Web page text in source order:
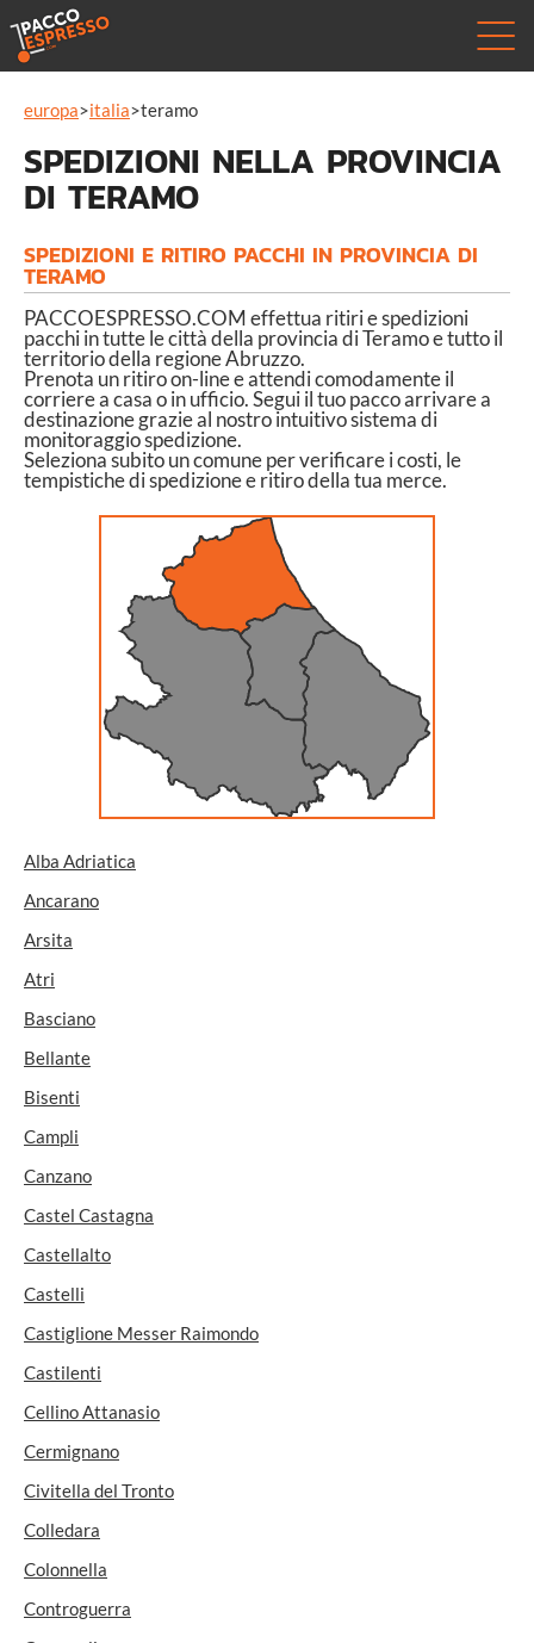
europa>italia>teramo
SPEDIZIONI NELLA PROVINCIA
DI TERAMO
SPEDIZIONI E RITIRO PACCHI IN PROVINCIA DI
TERAMO
PACCOESPRESSO.COM effettua ritiri e spedizioni
pacchi in tutte le città della provincia di Teramo e tutto il
territorio della regione Abruzzo.
Prenota un ritiro on-line e attendi comodamente il
corriere a casa o in ufficio. Segui il tuo pacco arrivare a
destinazione grazie al nostro intuitivo sistema di
monitoraggio spedizione.
Seleziona subito un comune per verificare i costi, le
tempistiche di spedizione e ritiro della tua merce.
Alba Adriatica
Ancarano
Arsita
Atri
Basciano
Bellante
Bisenti
Campli
Canzano
Castel Castagna
Castellalto
Castelli
Castiglione Messer Raimondo
Castilenti
Cellino Attanasio
Cermignano
Civitella del Tronto
Colledara
Colonnella
Controguerra